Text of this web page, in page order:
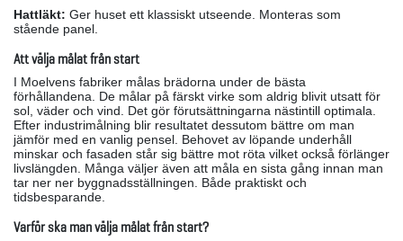
Hattläkt: Ger huset ett klassiskt utseende. Monteras som
stående panel.
Att välja målat från start
I Moelvens fabriker målas brädorna under de bästa
förhållandena. De målar på färskt virke som aldrig blivit utsatt för
sol, väder och vind. Det gör förutsättningarna nästintill optimala.
Efter industrimålning blir resultatet dessutom bättre om man
jämför med en vanlig pensel. Behovet av löpande underhåll
minskar och fasaden står sig bättre mot röta vilket också förlänger
livslängden. Många väljer även att måla en sista gång innan man
tar ner ner byggnadsställningen. Både praktiskt och
tidsbesparande.
Varför ska man välja målat från start?